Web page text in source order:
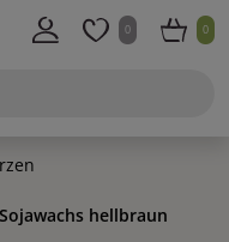
0 0
hellbraun